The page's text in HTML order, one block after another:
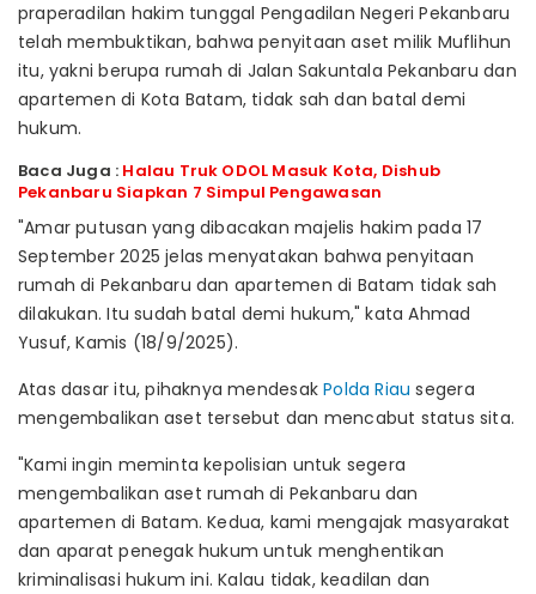
praperadilan hakim tunggal Pengadilan Negeri Pekanbaru
telah membuktikan, bahwa penyitaan aset milik Muflihun
itu, yakni berupa rumah di Jalan Sakuntala Pekanbaru dan
apartemen di Kota Batam, tidak sah dan batal demi
hukum.
Baca Juga : Halau Truk ODOL Masuk Kota, Dishub
Pekanbaru Siapkan 7 Simpul Pengawasan
"Amar putusan yang dibacakan majelis hakim pada 17
September 2025 jelas menyatakan bahwa penyitaan
rumah di Pekanbaru dan apartemen di Batam tidak sah
dilakukan. Itu sudah batal demi hukum," kata Ahmad
Yusuf, Kamis (18/9/2025).
Atas dasar itu, pihaknya mendesakPolda Riau segera
mengembalikan aset tersebut dan mencabut status sita.
"Kami ingin meminta kepolisian untuk segera
mengembalikan aset rumah di Pekanbaru dan
apartemen di Batam. Kedua, kami mengajak masyarakat
dan aparat penegak hukum untuk menghentikan
kriminalisasi hukum ini. Kalau tidak, keadilan dan